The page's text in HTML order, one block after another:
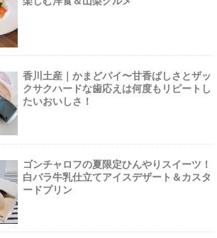
香川土産｜かまどパイ〜甘香ばしさとザッ
クサクハードな歯応えは何度もリピートし
たいおいしさ！
ゴンチャロフの夏限定ひんやりスイーツ！
白バラ牛乳仕立てアイスデザート＆カスタ
ードプリン